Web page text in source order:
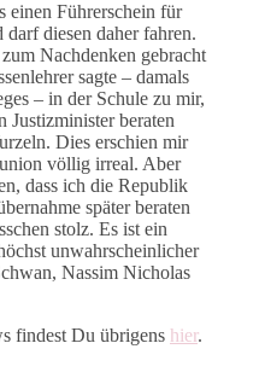
einen Führerschein für
diesen daher fahren.
Nachdenken gebracht
sagte – damals
– in der Schule zu mir,
Justizminister beraten
Dies erschien mir
völlig irreal. Aber
dass ich die Republik
später beraten
stolz. Es ist ein
unwahrscheinlicher
Nassim Nicholas
findest Du übrigens hier.